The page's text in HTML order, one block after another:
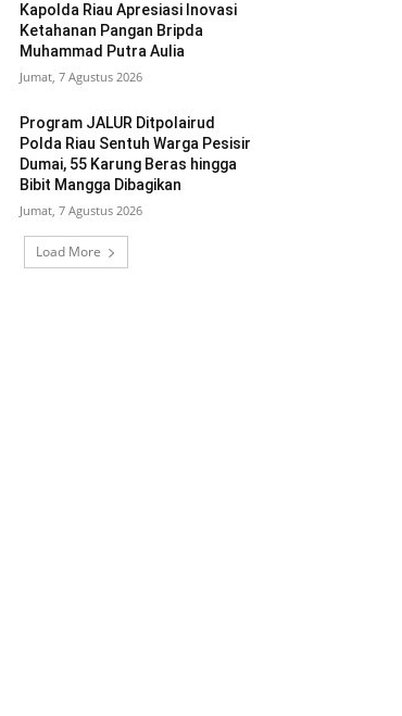
Kapolda Riau Apresiasi Inovasi
Ketahanan Pangan Bripda
Muhammad Putra Aulia
Jumat, 7 Agustus 2026
Program JALUR Ditpolairud
Polda Riau Sentuh Warga Pesisir
Dumai, 55 Karung Beras hingga
Bibit Mangga Dibagikan
Jumat, 7 Agustus 2026
Load More